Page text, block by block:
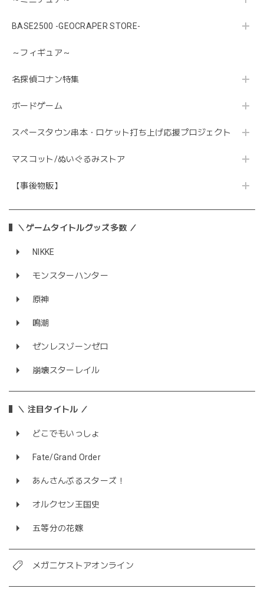
BASE2500 -GEOCRAPER STORE-
～フィギュア～
名探偵コナン特集
ボードゲーム
スペースタウン串本・ロケット打ち上げ応援プロジェクト
マスコット/ぬいぐるみストア
【事後物販】
＼ゲームタイトルグッズ多数 ／
NIKKE
モンスターハンター
原神
鳴潮
ゼンレスゾーンゼロ
崩壊スターレイル
＼ 注目タイトル ／
どこでもいっしょ
Fate/Grand Order
あんさんぶるスターズ！
オルクセン王国史
五等分の花嫁
メガニケストアオンライン